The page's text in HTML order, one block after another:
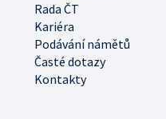
Rada ČT
Kariéra
Podávání námětů
Časté dotazy
Kontakty